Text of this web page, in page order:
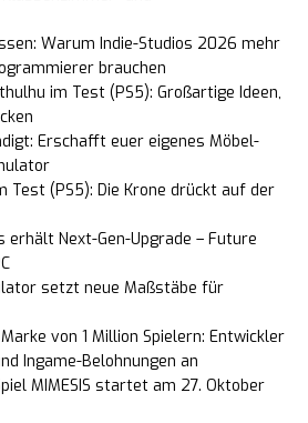
Warum Indie-Studios 2026 mehr
brauchen
im Test (PS5): Großartige Ideen,
Erschafft euer eigenes Möbel-
Test (PS5): Die Krone drückt auf der
erhält Next-Gen-Upgrade – Future
setzt neue Maßstäbe für
von 1 Million Spielern: Entwickler
Ingame-Belohnungen an
MIMESIS startet am 27. Oktober